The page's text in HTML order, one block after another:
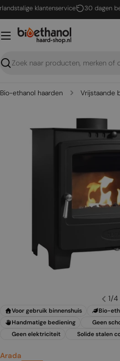
Ga
naar
inhoud
klantenservice 30 dagen
Zoeken
Bio-ethanol haarden Vrijstaande
Open media 0 in een venster
1/4
Voor gebruik binnenshuis
Bio-
Handmatige bediening
Geen
Geen elektriciteit
Solide stalen
Arada